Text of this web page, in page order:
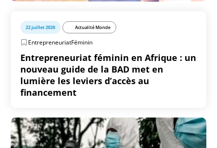
22 juillet 2026 Actualité Monde
EntrepreneuriatFéminin
Entrepreneuriat féminin en Afrique : un
nouveau guide de la BAD met en
lumière les leviers d’accès au
financement